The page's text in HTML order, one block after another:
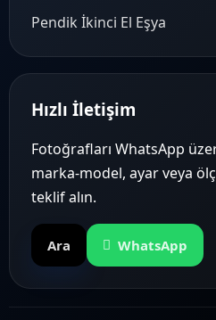
Pendik İkinci El Eşya
Hızlı İletişim
Fotoğrafları WhatsApp
marka-model, ayar veya
teklif alın.
Ara WhatsApp